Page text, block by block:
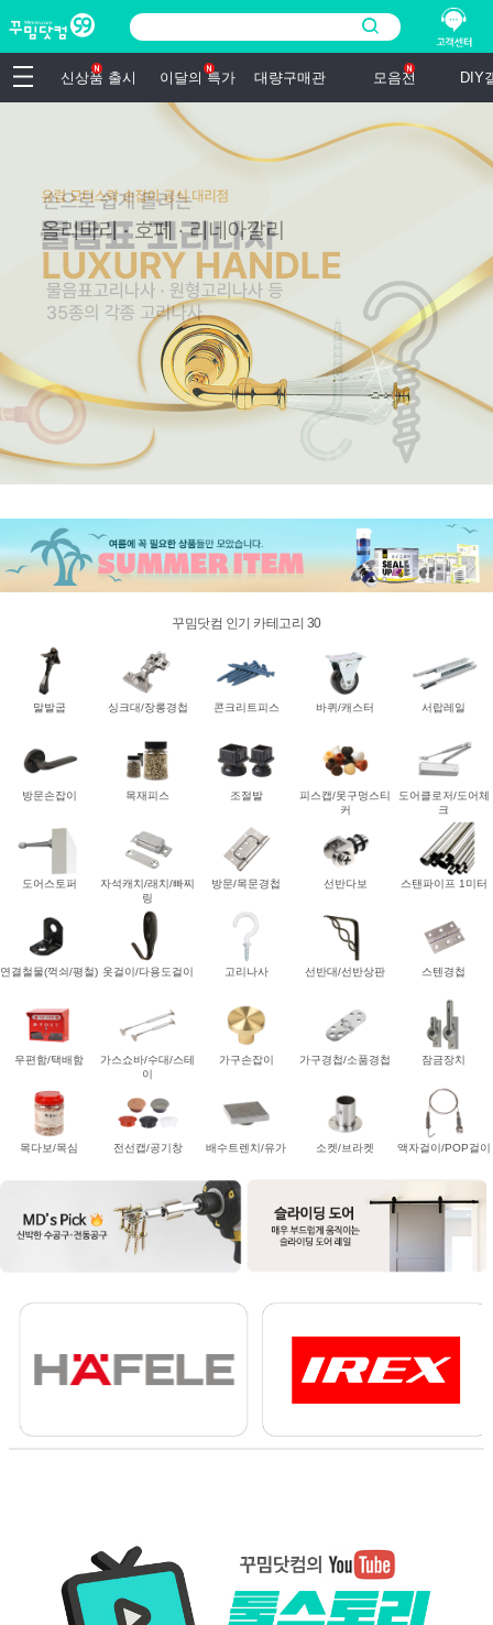
신상품 출시 이달의 특가 대량구매관 모음전 DIY
꾸밈닷컴 인기 카테고리 30
말발굽 싱크대/장롱경첩 콘크리트피스 바퀴/캐스터 서랍레일
방문손잡이 목재피스 조절발
피스캡/못구멍스티
커
도어클로저/도어체
크
도어스토퍼
자석캐치/래치/빠찌
링
방문/목문경첩 선반다보 스탠파이프 1미터
연결철물(꺽쇠/평철) 옷걸이/다용도걸이 고리나사 선반대/선반상판 스텐경첩
우편함/택배함
가스쇼바/수대/스테
이
가구손잡이 가구경첩/소품경첩 잠금장치
목다보/목심 전선캡/공기창 배수트렌치/유가 소켓/브라켓 액자걸이/POP걸이